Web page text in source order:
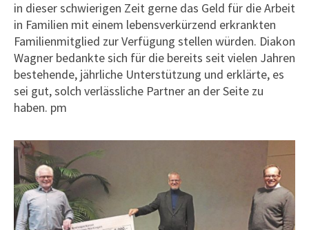
in dieser schwierigen Zeit gerne das Geld für die Arbeit
in Familien mit einem lebensverkürzend erkrankten
Familienmitglied zur Verfügung stellen würden. Diakon
Wagner bedankte sich für die bereits seit vielen Jahren
bestehende, jährliche Unterstützung und erklärte, es
sei gut, solch verlässliche Partner an der Seite zu
haben. pm